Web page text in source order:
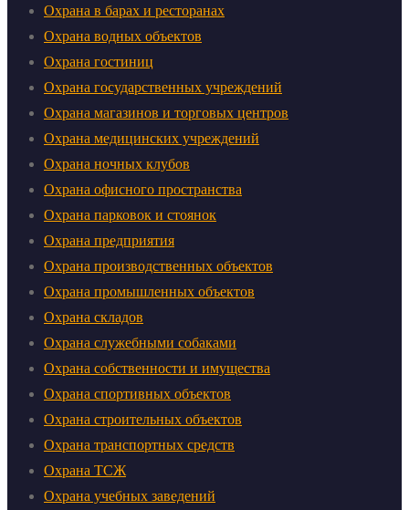
Охрана в барах и ресторанах
Охрана водных объектов
Охрана гостиниц
Охрана государственных учреждений
Охрана магазинов и торговых центров
Охрана медицинских учреждений
Охрана ночных клубов
Охрана офисного пространства
Охрана парковок и стоянок
Охрана предприятия
Охрана производственных объектов
Охрана промышленных объектов
Охрана складов
Охрана служебными собаками
Охрана собственности и имущества
Охрана спортивных объектов
Охрана строительных объектов
Охрана транспортных средств
Охрана ТСЖ
Охрана учебных заведений